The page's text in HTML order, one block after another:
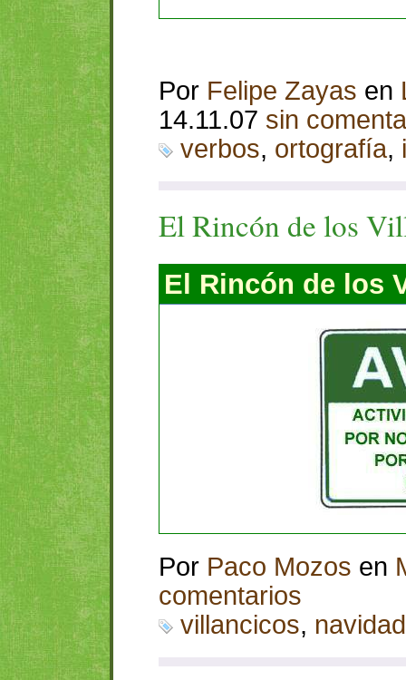
Por Felipe Zayas en
14.11.07 sin
verbos, ortografía,
El Rincón de los
El Rincón de los
Por Paco Mozos en
comentarios
villancicos, navidad